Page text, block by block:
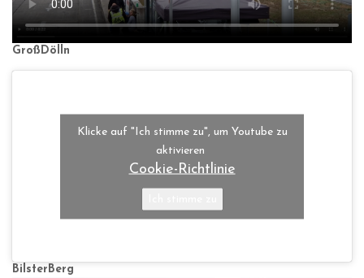
GroßDölln
Klicke auf "Ich stimme zu", um Youtube zu
aktivieren
Cookie-Richtlinie
BilsterBerg